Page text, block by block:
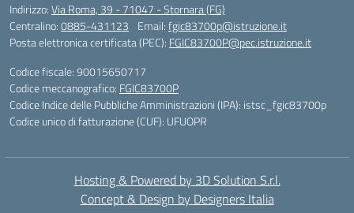
Indirizzo:Via Roma, 39 - 71047 - Stornara (FG)
Centralino:0885-431123 Email:fgic83700p@istruzione.it
Posta elettronica certificata (PEC): FGIC83700P@pec.istruzione.it
Codice fiscale: 90015650717
Codice meccanografico: FGIC83700P
Codice Indice delle Pubbliche Amministrazioni (IPA): istsc_fgic83700p
Codice unico di fatturazione (CUF): UFUOPR
Hosting & Powered by 3D Solution S.r.l.
Concept & Design by Designers Italia